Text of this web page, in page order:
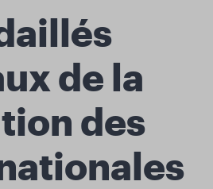
de la
des